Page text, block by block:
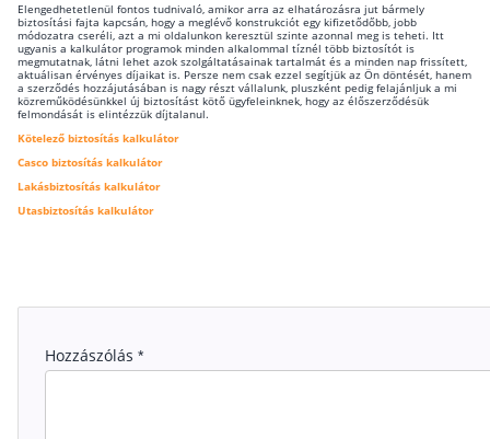
Elengedhetetlenül fontos tudnivaló, amikor arra az elhatározásra jut bármely
biztosítási fajta kapcsán, hogy a meglévő konstrukciót egy kifizetődőbb, jobb
módozatra cseréli, azt a mi oldalunkon keresztül szinte azonnal meg is teheti. Itt
ugyanis a kalkulátor programok minden alkalommal tíznél több biztosítót is
megmutatnak, látni lehet azok szolgáltatásainak tartalmát és a minden nap frissített,
aktuálisan érvényes díjaikat is. Persze nem csak ezzel segítjük az Ön döntését, hanem
a szerződés hozzájutásában is nagy részt vállalunk, pluszként pedig felajánljuk a mi
közreműködésünkkel új biztosítást kötő ügyfeleinknek, hogy az élőszerződésük
felmondását is elintézzük díjtalanul.
Kötelező biztosítás kalkulátor
Casco biztosítás kalkulátor
Lakásbiztosítás kalkulátor
Utasbiztosítás kalkulátor
Hozzászólás *